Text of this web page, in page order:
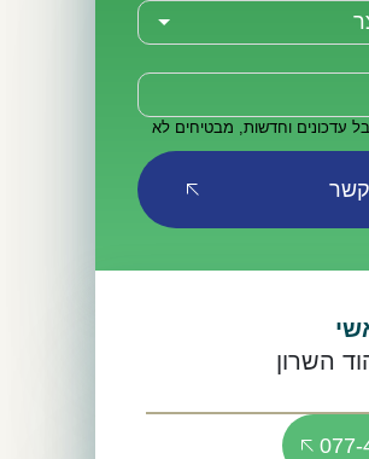
עדכונים וחדשות, מבטיחים לא
קשר
077-